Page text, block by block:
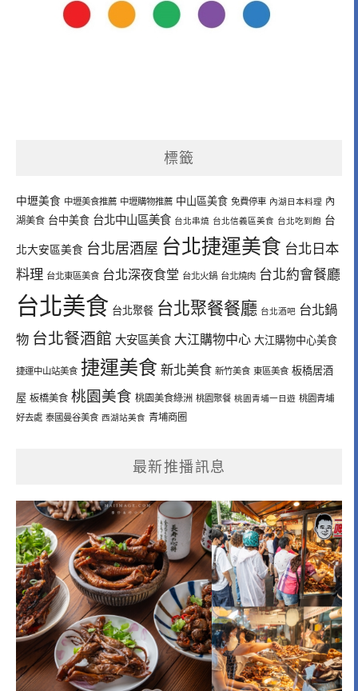
標籤
中壢美食 中壢美食推薦 中壢購物推薦 中山區美食 免費停車 內湖日本料理 內
湖美食 台中美食 台北中山區美食 台北串燒 台北信義區美食 台北吃到飽 台
北大安區美食 台北居酒屋 台北捷運美食 台北日本
料理 台北東區美食 台北深夜食堂 台北火鍋 台北燒肉 台北約會餐廳
台北美食 台北聚餐 台北聚餐餐廳 台北酒吧 台北鍋
物 台北餐酒館 大安區美食 大江購物中心 大江購物中心美食
捷運中山站美食 捷運美食 新北美食 新竹美食 東區美食 板橋居酒
屋 板橋美食 桃園美食 桃園美食綠洲 桃園聚餐 桃園青埔一日遊 桃園青埔
好去處 泰國曼谷美食 西湖站美食 青埔商圈
最新推播訊息